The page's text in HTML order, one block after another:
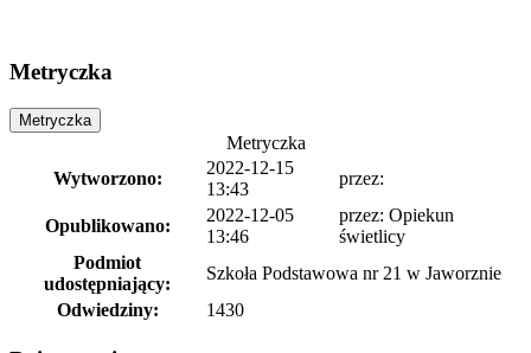
Metryczka
Metryczka
Metryczka
Wytworzono:
2022-12-15
13:43
przez:
Opublikowano:
2022-12-05
13:46
przez: Opiekun
świetlicy
Podmiot
udostępniający:
Szkoła Podstawowa nr 21 w Jaworznie
Odwiedziny:
1430